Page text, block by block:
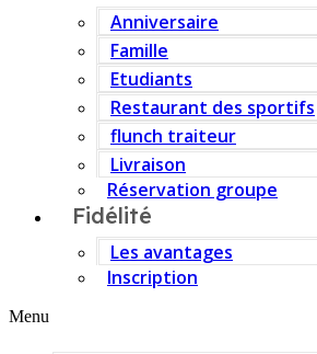
Anniversaire
Famille
Etudiants
Restaurant des sportifs
flunch traiteur
Livraison
Réservation groupe
Fidélité
Les avantages
Inscription
Menu